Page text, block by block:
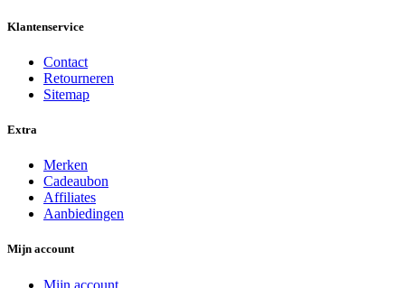
Klantenservice
Contact
Retourneren
Sitemap
Extra
Merken
Cadeaubon
Affiliates
Aanbiedingen
Mijn account
Mijn account